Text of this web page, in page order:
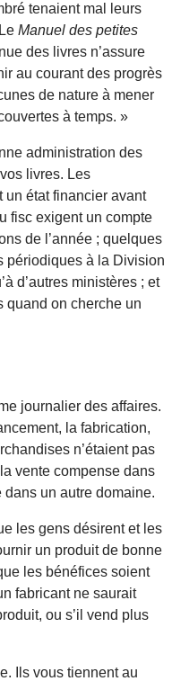
tenaient mal leurs
Manuel des petites
des livres n’assure
au courant des progrès
de nature à mener
à temps. »
administration des
livres. Les
un état financier avant
fisc exigent un compte
de l’année ; quelques
périodiques à la Division
d’autres ministères ; et
quand on cherche un
journalier des affaires.
la fabrication,
n’étaient pas
vente compense dans
dans un autre domaine.
les gens désirent et les
un produit de bonne
les bénéfices soient
fabricant ne saurait
ou s’il vend plus
Ils vous tiennent au